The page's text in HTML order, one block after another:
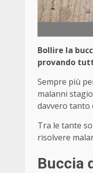
Bollire la
provando
Sempre più
malanni
davvero tanto
Tra le tante
risolvere
Buccia